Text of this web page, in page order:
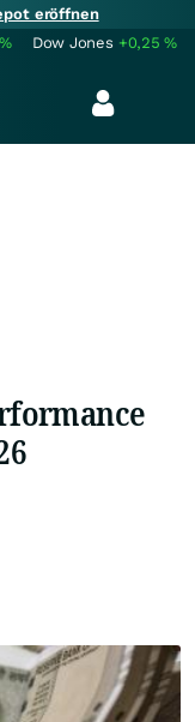
eröffnen
% Dow Jones +0,25%